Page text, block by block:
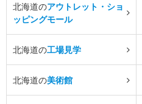
北海道のアウトレット・ショ
ッピングモール
北海道の工場見学
北海道の美術館